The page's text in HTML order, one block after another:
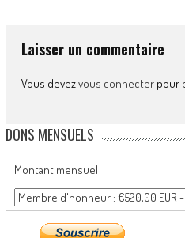
Laisser un commentaire
Vous devezvous connecterpour
DONS MENSUELS
Montant mensuel